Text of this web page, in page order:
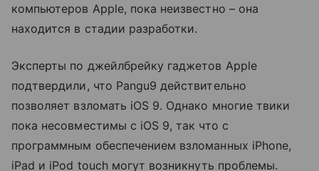
компьютеров Apple, пока неизвестно – она
находится в стадии разработки.
Эксперты по джейлбрейку гаджетов Apple
подтвердили, что Pangu9 действительно
позволяет взломать iOS 9. Однако многие твики
пока несовместимы с iOS 9, так что с
программным обеспечением взломанных iPhone,
iPad и iPod touch могут возникнуть проблемы.